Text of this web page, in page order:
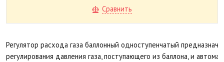
Сравнить
Регулятор расхода газа баллонный одноступенчатый
регулирования давления газа, поступающего из баллона, и